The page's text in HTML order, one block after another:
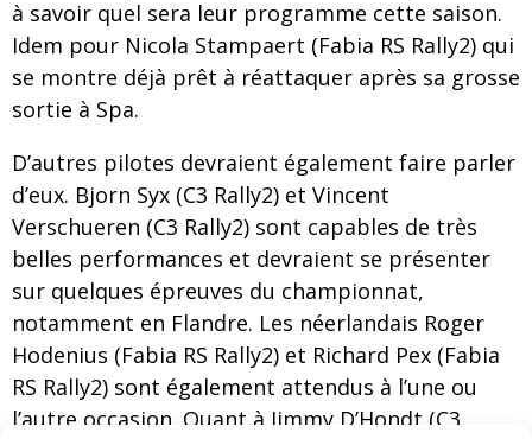
à savoir quel sera leur programme cette saison.
Idem pour Nicola Stampaert (Fabia RS Rally2) qui
se montre déjà prêt à réattaquer après sa grosse
sortie à Spa.
D’autres pilotes devraient également faire parler
d’eux. Bjorn Syx (C3 Rally2) et Vincent
Verschueren (C3 Rally2) sont capables de très
belles performances et devraient se présenter
sur quelques épreuves du championnat,
notamment en Flandre. Les néerlandais Roger
Hodenius (Fabia RS Rally2) et Richard Pex (Fabia
RS Rally2) sont également attendus à l’une ou
l’autre occasion. Quant à Jimmy D’Hondt (C3